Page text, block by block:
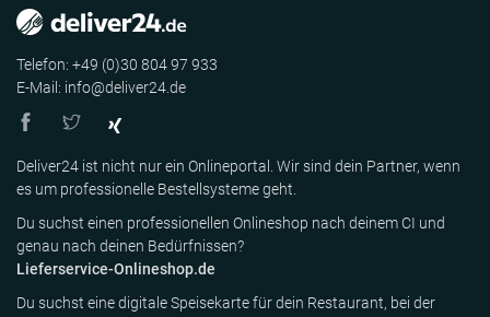
Telefon: +49 (0)30 804 97 933
E-Mail: info@deliver24.de
Deliver24 ist nicht nur ein Onlineportal. Wir sind dein Partner, wenn
es um professionelle Bestellsysteme geht.
Du suchst einen professionellen Onlineshop nach deinem CI und
genau nach deinen Bedürfnissen?
Lieferservice-Onlineshop.de
Du suchst eine digitale Speisekarte für dein Restaurant, bei der